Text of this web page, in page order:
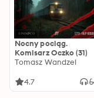
Nocny pociąg.
Komisarz Oczko (31)
Tomasz Wandzel
4.7